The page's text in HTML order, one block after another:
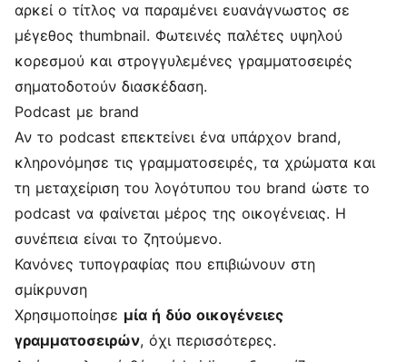
αρκεί ο τίτλος να παραμένει ευανάγνωστος σε
μέγεθος thumbnail. Φωτεινές παλέτες υψηλού
κορεσμού και στρογγυλεμένες γραμματοσειρές
σηματοδοτούν διασκέδαση.
Podcast με brand
Αν το podcast επεκτείνει ένα υπάρχον brand,
κληρονόμησε τις γραμματοσειρές, τα χρώματα και
τη μεταχείριση του λογότυπου του brand ώστε το
podcast να φαίνεται μέρος της οικογένειας. Η
συνέπεια είναι το ζητούμενο.
Κανόνες τυπογραφίας που επιβιώνουν στη
σμίκρυνση
Χρησιμοποίησε μία ή δύο οικογένειες
γραμματοσειρών, όχι περισσότερες.